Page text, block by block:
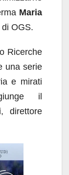
Maria
OGS.
Ricerche
una serie
e mirati
il
, direttore